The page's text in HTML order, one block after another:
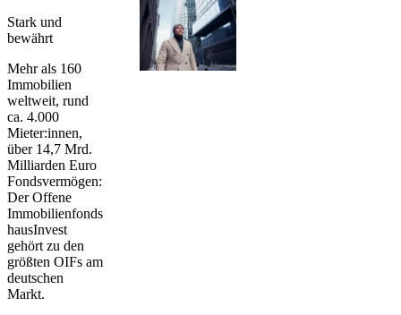
Stark und
bewährt
Mehr als 160
Immobilien
weltweit, rund
ca. 4.000
Mieter:innen,
über 14,7 Mrd.
Milliarden Euro
Fondsvermögen:
Der Offene
Immobilienfonds
hausInvest
gehört zu den
größten OIFs am
deutschen
Markt.